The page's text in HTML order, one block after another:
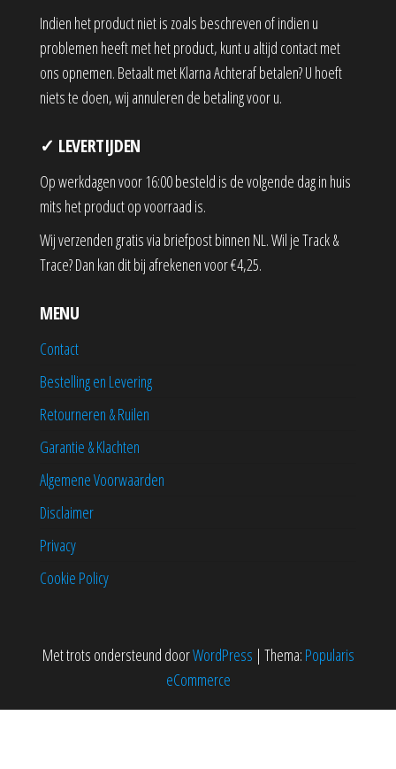
Indien het product niet is zoals beschreven of indien u
problemen heeft met het product, kunt u altijd contact met
ons opnemen. Betaalt met Klarna Achteraf betalen? U hoeft
niets te doen, wij annuleren de betaling voor u.
✓ LEVERTIJDEN
Op werkdagen voor 16:00 besteld is de volgende dag in huis
mits het product op voorraad is.
Wij verzenden gratis via briefpost binnen NL. Wil je Track &
Trace? Dan kan dit bij afrekenen voor €4,25.
MENU
Contact
Bestelling en Levering
Retourneren & Ruilen
Garantie & Klachten
Algemene Voorwaarden
Disclaimer
Privacy
Cookie Policy
Met trots ondersteund doorWordPress | Thema: Popularis
eCommerce